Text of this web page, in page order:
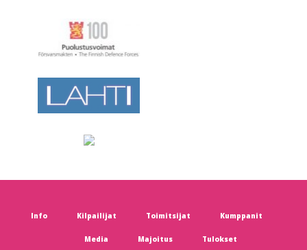
Info Kilpailijat Toimitsijat Kumppanit
Media Majoitus Tulokset